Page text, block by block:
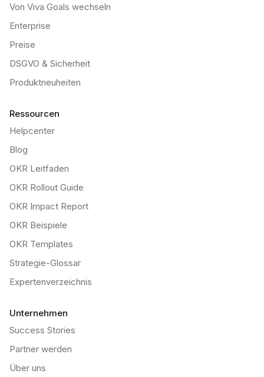
Von Viva Goals wechseln
Enterprise
Preise
DSGVO & Sicherheit
Produktneuheiten
Ressourcen
Helpcenter
Blog
OKR Leitfaden
OKR Rollout Guide
OKR Impact Report
OKR Beispiele
OKR Templates
Strategie-Glossar
Expertenverzeichnis
Unternehmen
Success Stories
Partner werden
Über uns